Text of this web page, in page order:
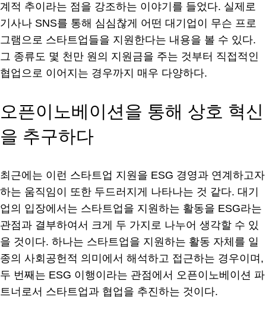
계적 추이라는 점을 강조하는 이야기를 들었다. 실제로
기사나 SNS를 통해 심심찮게 어떤 대기업이 무슨 프로
그램으로 스타트업들을 지원한다는 내용을 볼 수 있다.
그 종류도 몇 천만 원의 지원금을 주는 것부터 직접적인
협업으로 이어지는 경우까지 매우 다양하다.
오픈이노베이션을 통해 상호 혁신
을 추구하다
최근에는 이런 스타트업 지원을 ESG 경영과 연계하고자
하는 움직임이 또한 두드러지게 나타나는 것 같다. 대기
업의 입장에서는 스타트업을 지원하는 활동을 ESG라는
관점과 결부하여서 크게 두 가지로 나누어 생각할 수 있
을 것이다. 하나는 스타트업을 지원하는 활동 자체를 일
종의 사회공헌적 의미에서 해석하고 접근하는 경우이며,
두 번째는 ESG 이행이라는 관점에서 오픈이노베이션 파
트너로서 스타트업과 협업을 추진하는 것이다.